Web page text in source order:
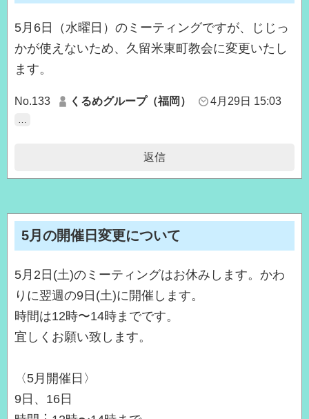
5月6日（水曜日）のミーティングですが、じじっ
かが使えないため、久留米東町教会に変更いたし
ます。
No.133 くるめグループ（福岡） 4月29日 15:03
…
返信
5月の開催日変更について
5月2日(土)のミーティングはお休みします。かわ
りに翌週の9日(土)に開催します。
時間は12時〜14時までです。
宜しくお願い致します。
〈5月開催日〉
9日、16日